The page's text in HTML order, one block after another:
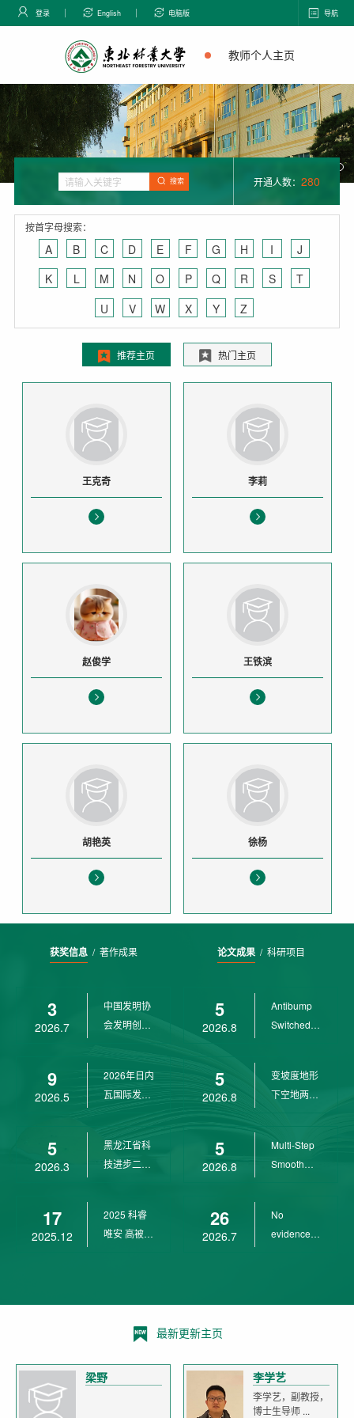
登录 English 电脑版 导航
教师个人主页
搜索 开通人数： 280
按首字母搜索：
A B C D E F G H I
J
K
L M N O P Q R S
T
U
V W X Y Z
推荐主页 热门主页
王克奇 李莉
赵俊学 王铁滨
胡艳英 徐杨
获奖信息/ 著作成果
3
2026.7
中国发明协
会发明创业
9
2026.5
2026年日内
瓦国际发明
5
2026.3
黑龙江省科
技进步二等
17
2025.12
2025 科睿
唯安 高被引
论文成果/ 科研项目
5
2026.8
Antibump
Switched
wit...
5
2026.8
变坡度地形
下空地两用
5
2026.8
Multi-Step
Smooth
26
2026.7
No
evidence of
最新更新主页
梁野 李学艺
李学艺，副教授，
博士生导师 ...